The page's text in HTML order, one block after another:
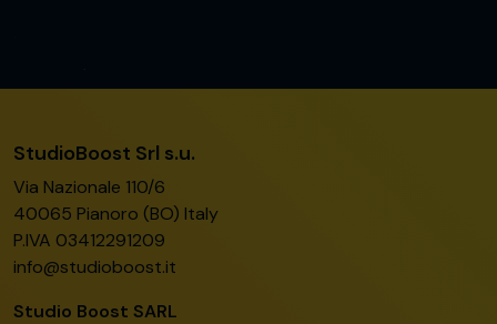
StudioBoost Srl s.u.
Via Nazionale 110/6
40065 Pianoro (BO) Italy
P.IVA 03412291209
info@studioboost.it
Studio Boost SARL